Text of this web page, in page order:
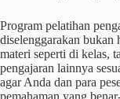
Program pelatihan
diselenggarakan bukan
materi seperti di kelas,
pengajaran lainnya
agar Anda dan para
pemahaman yang